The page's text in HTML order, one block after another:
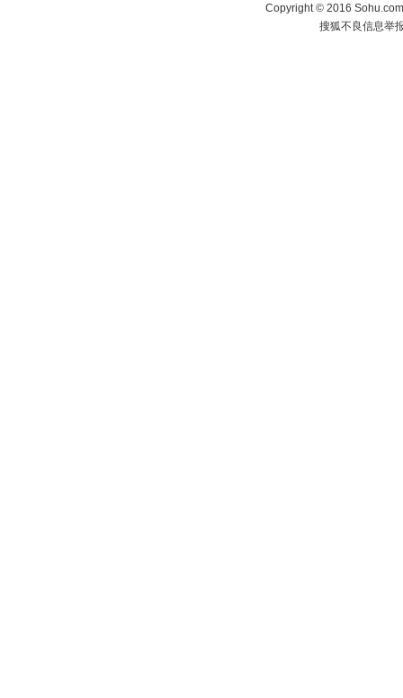
Copyright©2016
搜狐不良信息举